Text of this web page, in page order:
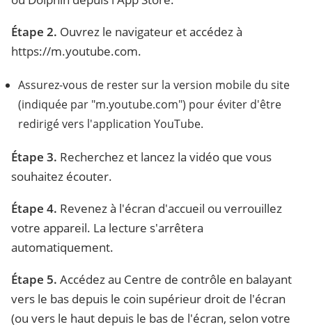
Étape 2. Ouvrez le navigateur et accédez à
https://m.youtube.com.
Assurez-vous de rester sur la version mobile du site
(indiquée par "m.youtube.com") pour éviter d'être
redirigé vers l'application YouTube.
Étape 3. Recherchez et lancez la vidéo que vous
souhaitez écouter.
Étape 4. Revenez à l'écran d'accueil ou verrouillez
votre appareil. La lecture s'arrêtera
automatiquement.
Étape 5. Accédez au Centre de contrôle en balayant
vers le bas depuis le coin supérieur droit de l'écran
(ou vers le haut depuis le bas de l'écran, selon votre